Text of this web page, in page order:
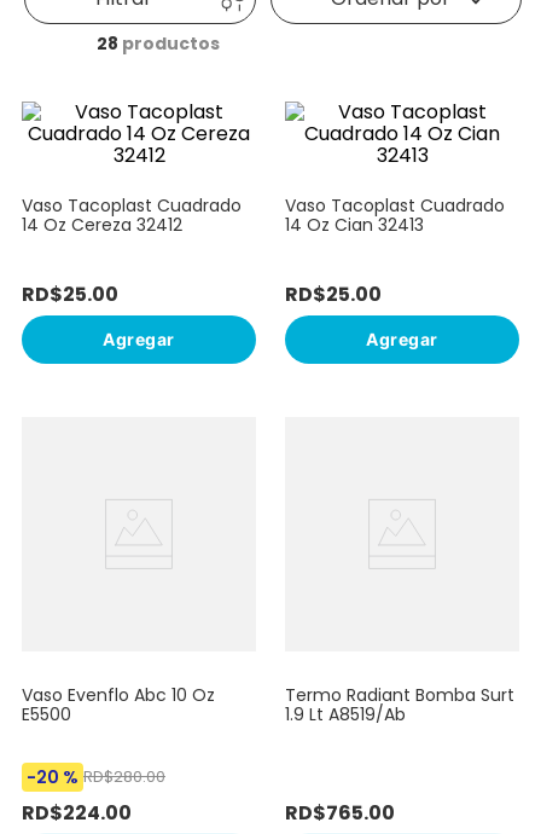
10. bizcocho
28 productos
Vaso Tacoplast Cuadrado
14 Oz Cereza 32412
RD$25.00
Agregar
Vaso Tacoplast Cuadrado
14 Oz Cian 32413
RD$25.00
Agregar
Vaso Evenflo Abc 10 Oz
E5500
-20 % RD$280.00
RD$224.00
Termo Radiant Bomba Surt
1.9 Lt A8519/Ab
RD$765.00